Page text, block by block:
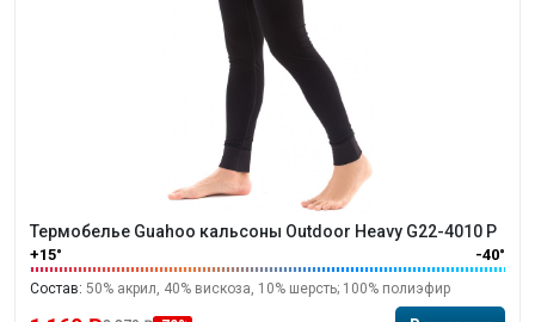
Термобелье Guahoo кальсоны Outdoor Heavy G22-4010 P
+15° -40°
Состав: 50% акрил, 40% вискоза, 10% шерсть; 100% полиэфир